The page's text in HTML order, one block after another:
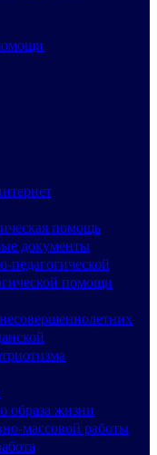
помощь
документы
педагогической
помощи
образа жизни
массовой работы